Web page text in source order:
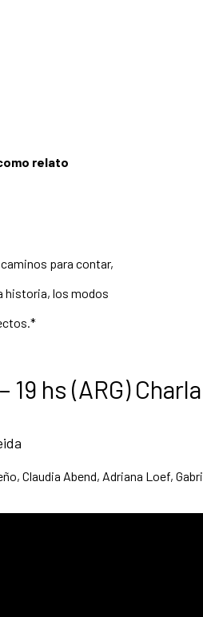
relato
para contar,
historia, los modos
19 hs (ARG)
Claudia Abend, Adriana Loef,